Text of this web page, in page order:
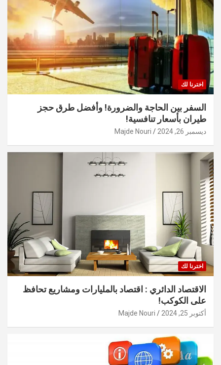
اخترنا لك
السفر بين الحاجة والضرورة! وأفضل طرق حجز
طيران بأسعار تنافسية!
ديسمبر 26, 2024 Majde Nouri
اخترنا لك
الاقتصاد الدائري : اقتصاد بالمليارات ومشاريع تحافظ
على الكوكب!
أكتوبر 25, 2024 Majde Nouri